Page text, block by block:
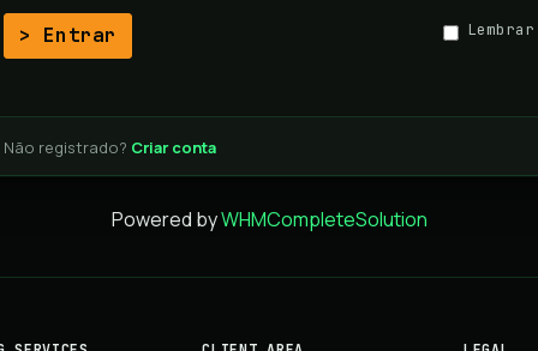
Entrar Lembrar
Não registrado? Criar conta
Powered byWHMCompleteSolution